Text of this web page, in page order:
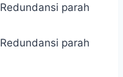
Redundansi parah
Redundansi parah